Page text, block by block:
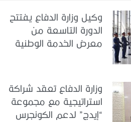
وكيل وزارة الدفاع يفتتح
الدورة التاسعة من
معرض الخدمة الوطنية
وزارة الدفاع تعقد شراكة
استراتيجية مع مجموعة
“إيدج” لدعم الكونجرس